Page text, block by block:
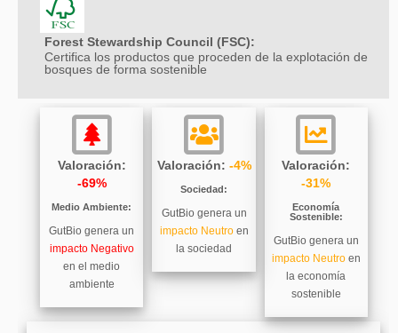
Forest Stewardship Council (FSC):
Certifica los productos que proceden de la explotación de
bosques de forma sostenible
Valoración:
-69%
Medio Ambiente:
GutBio genera un
impacto Negativo
en el medio
ambiente
Valoración: -4%
Sociedad:
GutBio genera un
impacto Neutro en
la sociedad
Valoración:
-31%
Economía
Sostenible:
GutBio genera un
impacto Neutro en
la economía
sostenible